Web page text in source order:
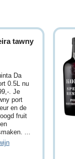
tawny
Da
0.5L nu
. Je
port
en de
fruit
...